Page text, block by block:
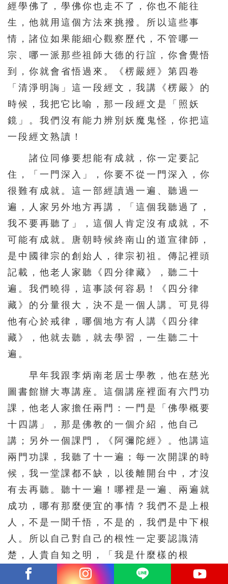
經學佛了，學佛你也走不了，你也不能往
生，他就用這個方法來挑撥。所以這些事
情，諸位如果能細心觀察歷代，不管哪一
宗、哪一派那些祖師大德的行誼，你會覺悟
到，你就會省悟過來。《楞嚴經》第四卷
「清淨明誨」這一段經文，我講《楞嚴》的
時候，我把它比喻，那一段經文是「照妖
鏡」。我們沒有能力辨別妖魔鬼怪，你把這
一段經文熟讀！
諸位同修要想能有成就，你一定要記
住，「一門深入」，你要不從一門深入，你
很難有成就。這一部經讀過一遍、聽過一
遍，人家另外地方再講，「這個我聽過了，
我不要再聽了」，這個人肯定沒有成就，不
可能有成就。唐朝時候終南山的道宣律師，
是中國律宗的創始人，律宗初祖。傳記裡頭
記載，他老人家聽《四分律藏》，聽二十
遍。我們曉得，這事談何容易！《四分律
藏》的分量很大，決不是一個人講。可見得
他有心於戒律，哪個地方有人講《四分律
藏》，他就去聽，就去學習，一生聽二十
遍。
早年我跟李炳南老居士學教，他在慈光
圖書館辦大專講座。這個講座裡面有六門功
課，他老人家擔任兩門：一門是「佛學概要
十四講」，那是佛教的一個介紹，他自己
講；另外一個課門，《阿彌陀經》。他講這
兩門功課，我聽了十一遍；每一次開課的時
候，我一堂課都不缺，以後離開台中，才沒
有去再聽。聽十一遍！哪裡是一遍、兩遍就
成功，哪有那麼便宜的事情？我們不是上根
人，不是一聞千悟，不是的，我們是中下根
人。所以自己對自己的根性一定要認識清
楚，人貴自知之明，「我是什麼樣的根
性？」中下根性只有「困而學之」，除了勤